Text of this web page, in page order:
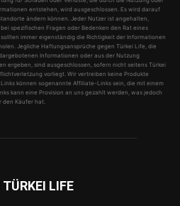
entstehen, wird ausgeschlossen. Es wird darauf
ändern können. Jeder Nutzer ist angehalten,
spezifischen Fragen oder Bedenken den Rat eines
immer eigenständig die Richtigkeit der Informationen
Jegliche Haftungsansprüche gegen Türkei Life, die
Informationen oder aus der Nutzung
ergeben, sind ausgeschlossen, sofern nicht seitens Türkei
vorliegt. Wir vertreiben keine Produkte
können sogenannte Affiliate-Links sein, die mit einem
kann eine Provision an uns gezahlt werden, was jedoch
den Käufer hat.
TÜRKEI LIFE